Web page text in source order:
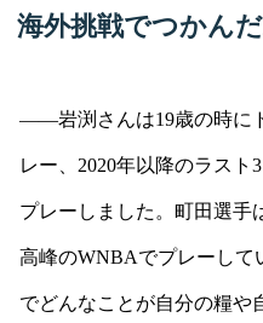
海外挑戦でつかん
――岩渕さんは19歳の時に
レー、 2020年以降のラスト 3
プレーしました。町田選手
高峰のWNBAでプレーして
でどんなことが自分の糧や